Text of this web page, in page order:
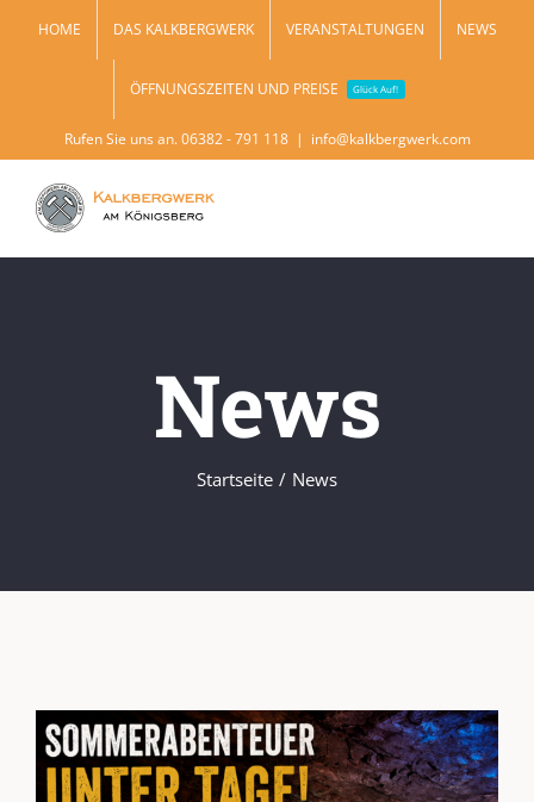
HOME DAS KALKBERGWERK VERANSTALTUNGEN NEWS
ÖFFNUNGSZEITEN UND PREISE Glück Auf!
Rufen Sie uns an. 06382 - 791 118 | info@kalkbergwerk.com
News
Startseite News